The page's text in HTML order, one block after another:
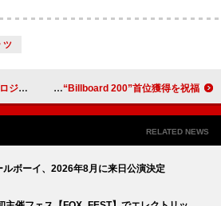
ツ
2月リリース リアーナ、エイサップ・ロッキーの約10年ぶり“Billboard 200”首位獲得を祝福
RELATED NEWS
ルボーイ、2026年8月に来日公演決定